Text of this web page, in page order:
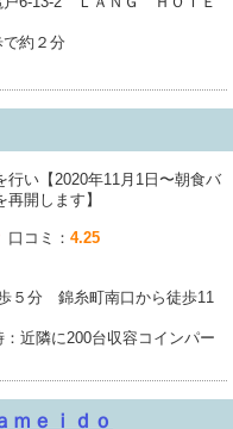
約２分
行い【2020年11月1日〜朝食バ
開します】
口コミ： 4.25
５分 錦糸町南口から徒歩11
近隣に200台収容コインパー
ｅｉｄｏ